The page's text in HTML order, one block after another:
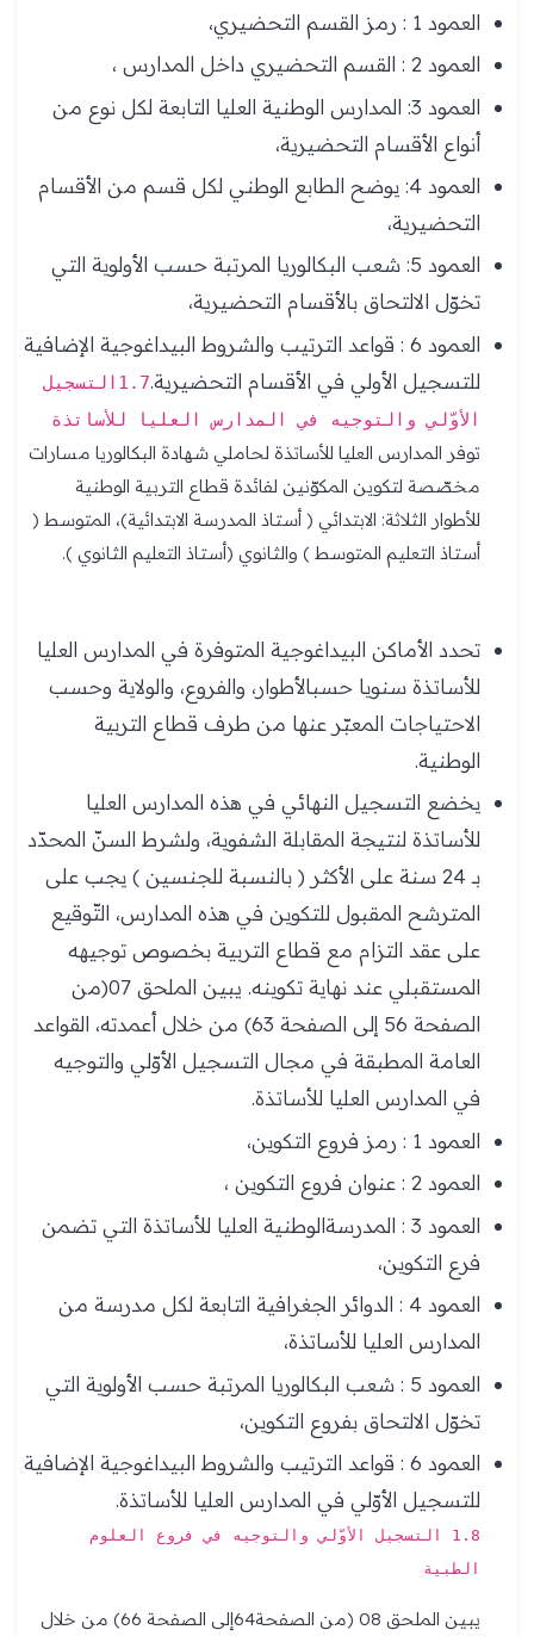
العمود 1 : رمز القسم التحضيري،
العمود 2 : القسم التحضيري داخل المدارس ،
العمود 3: المدارس الوطنية العليا التابعة لكل نوع من
أنواع الأقسام التحضيرية،
العمود 4: يوضح الطابع الوطني لكل قسم من الأقسام
التحضيرية،
العمود 5: شعب البكالوريا المرتبة حسب الأولوية التي
تخوّل الالتحاق بالأقسام التحضيرية،
العمود 6 : قواعد الترتيب والشروط البيداغوجية الإضافية
للتسجيل الأولي في الأقسام التحضيرية.
1.7التسجيل
الأوّلي والتوجيه في المدارس العليا للأساتذة
توفر المدارس العليا للأساتذة لحاملي شهادة البكالوريا مسارات
مخصّصة لتكوين المكوّنين لفائدة قطاع التربية الوطنية
للأطوار الثلاثة: الابتدائي ( أستاذ المدرسة الابتدائية)، المتوسط (
أستاذ التعليم المتوسط ) والثانوي (أستاذ التعليم الثانوي ).
تحدد الأماكن البيداغوجية المتوفرة في المدارس العليا
للأساتذة سنويا حسبالأطوار، والفروع، والولاية وحسب
الاحتياجات المعبّر عنها من طرف قطاع التربية
الوطنية.
يخضع التسجيل النهائي في هذه المدارس العليا
للأساتذة لنتيجة المقابلة الشفوية، ولشرط السنّ المحدّد
بـ 24 سنة على الأكثر ( بالنسبة للجنسين ) يجب على
المترشح المقبول للتكوين في هذه المدارس، التّوقيع
على عقد التزام مع قطاع التربية بخصوص توجيهه
المستقبلي عند نهاية تكوينه. يبين الملحق 07(من
الصفحة 56 إلى الصفحة 63) من خلال أعمدته، القواعد
العامة المطبقة في مجال التسجيل الأوّلي والتوجيه
في المدارس العليا للأساتذة.
العمود 1 : رمز فروع التكوين،
العمود 2 : عنوان فروع التكوين ،
العمود 3 : المدرسةالوطنية العليا للأساتذة التي تضمن
فرع التكوين،
العمود 4 : الدوائر الجغرافية التابعة لكل مدرسة من
المدارس العليا للأساتذة،
العمود 5 : شعب البكالوريا المرتبة حسب الأولوية التي
تخوّل الالتحاق بفروع التكوين،
العمود 6 : قواعد الترتيب والشروط البيداغوجية الإضافية
للتسجيل الأوّلي في المدارس العليا للأساتذة.
1.8 التسجيل الأوّلي والتوجيه في فروع العلوم
الطبية
يبين الملحق 08 (من الصفحة64إلى الصفحة 66) من خلال